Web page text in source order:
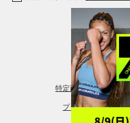
レギンス＆タイツ
特定商取引法に基づ
プライバシーポリシ